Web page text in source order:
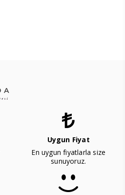
Uygun Fiyat
En uygun fiyatlarla size
sunuyoruz.